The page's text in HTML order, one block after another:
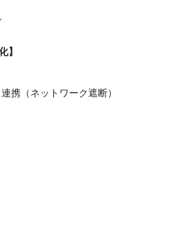
】
携（ネットワーク遮断）